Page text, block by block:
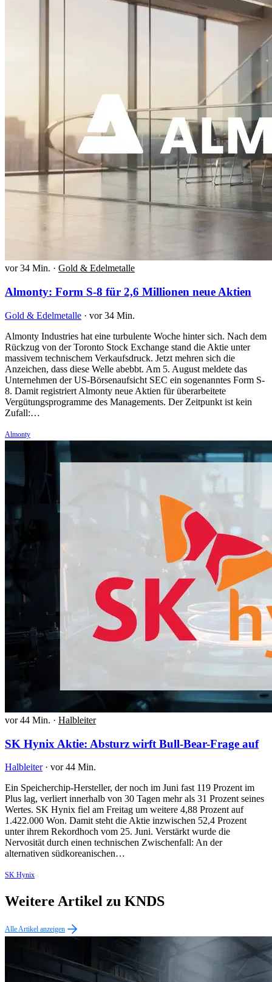
vor 34 Min. · Gold & Edelmetalle
Almonty: Form S-8 für 2,6 Millionen neue Aktien
Gold & Edelmetalle · vor 34 Min.
Almonty Industries hat eine turbulente Woche hinter sich. Nach dem
Rückzug von der Toronto Stock Exchange stand die Aktie unter
massivem technischem Verkaufsdruck. Jetzt mehren sich die
Anzeichen, dass diese Welle abebbt. Am 5. August meldete das
Unternehmen der US-Börsenaufsicht SEC ein sogenanntes Form S-
8. Damit registriert Almonty neue Aktien für überarbeitete
Vergütungsprogramme des Managements. Der Zeitpunkt ist kein
Zufall:…
Almonty
vor 44 Min. · Halbleiter
SK Hynix Aktie: Absturz wirft Bull-Bear-Frage auf
Halbleiter · vor 44 Min.
Ein Speicherchip-Hersteller, der noch im Juni fast 119 Prozent im
Plus lag, verliert innerhalb von 30 Tagen mehr als 31 Prozent seines
Wertes. SK Hynix fiel am Freitag um weitere 4,88 Prozent auf
1.422.000 Won. Damit steht die Aktie inzwischen 52,4 Prozent
unter ihrem Rekordhoch vom 25. Juni. Verstärkt wurde die
Nervosität durch einen technischen Zwischenfall: An der
alternativen südkoreanischen…
SK Hynix
Weitere Artikel zu KNDS
Alle Artikel anzeigen